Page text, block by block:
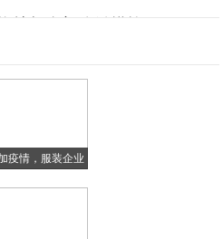
件，如今你还记得
红旗模式
疫情，服装企业